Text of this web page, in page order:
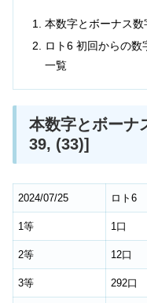
本数字とボーナス
ロト6 初回からの
一覧
本数字とボーナ
39, (33)]
2024/07/25 ロト6
1等 1口
2等 12口
3等 292口